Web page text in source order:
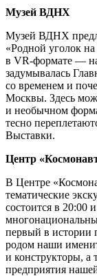
Музей ВДНХ
Музей ВДНХ
«Родной уголок
в VR-формате —
задумывалась
со временем и
Москвы. Здесь
и необычном
тесно
Выставки.
Центр
В Центре
тематические
состоится в 20:00
первый в истории
родом наши
и конструкторы, а
предприятия